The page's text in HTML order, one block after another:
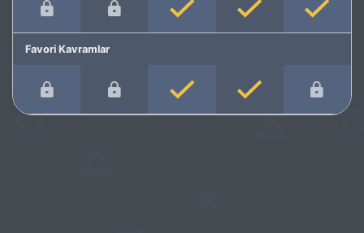
Favori Kavramlar